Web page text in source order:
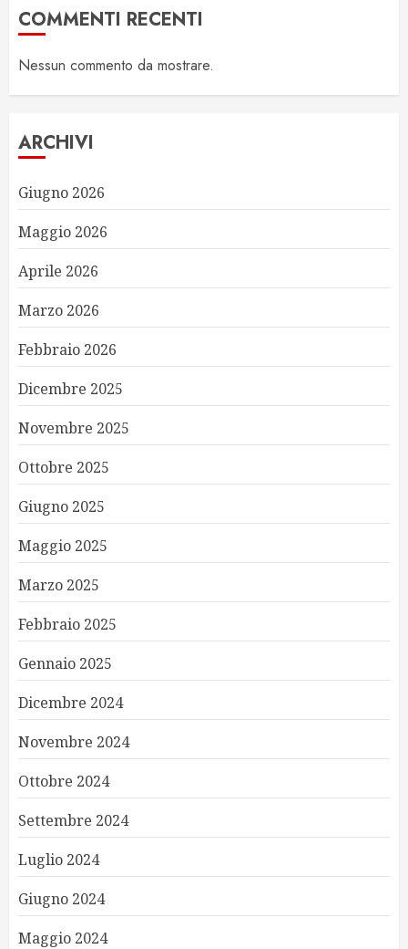
COMMENTI RECENTI
Nessun commento da mostrare.
ARCHIVI
Giugno 2026
Maggio 2026
Aprile 2026
Marzo 2026
Febbraio 2026
Dicembre 2025
Novembre 2025
Ottobre 2025
Giugno 2025
Maggio 2025
Marzo 2025
Febbraio 2025
Gennaio 2025
Dicembre 2024
Novembre 2024
Ottobre 2024
Settembre 2024
Luglio 2024
Giugno 2024
Maggio 2024